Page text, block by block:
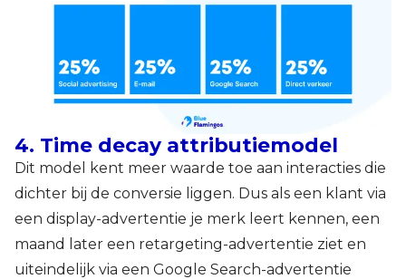
4. Time decay attributiemodel
Dit model kent meer waarde toe aan interacties die
dichter bij de conversie liggen. Dus als een klant via
een display-advertentie je merk leert kennen, een
maand later een retargeting-advertentie ziet en
uiteindelijk via een Google Search-advertentie